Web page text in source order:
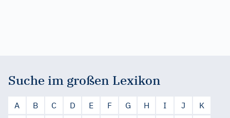
Suche im großen Lexikon
A B C D E F G H I J
K